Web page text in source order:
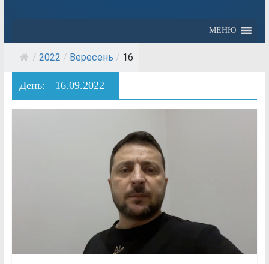
МЕНЮ
/ 2022 / Вересень / 16
День: 16.09.2022